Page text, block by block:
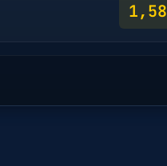
1,58